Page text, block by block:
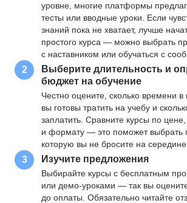
уровне, многие платформы
тесты или вводные уроки. Если
знаний пока не хватает, лучше
простого курса — можно выбрать
с наставником или обучаться с
2
Выберите длительность и
бюджет на обучение
Честно оцените, сколько времени
вы готовы тратить на учебу и
заплатить. Сравните курсы по
и формату — это поможет выбрать
которую вы не бросите на середине.
3 Изучите предложения
Выбирайте курсы с бесплатным
или демо-уроками — так вы
до оплаты. Обязательно читайте